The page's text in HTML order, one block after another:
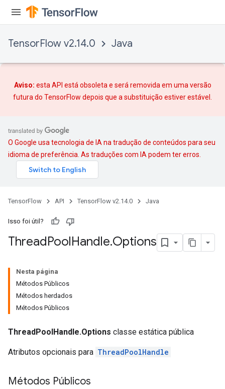
TensorFlow v2.14.0 Java
Aviso: esta API está obsoleta e será removida em uma versão
futura do TensorFlow depois que a substituição estiver estável.
O Google usa tecnologia de IA na tradução de conteúdos para seu
idioma de preferência. As traduções com IA podem ter erros.
TensorFlow API TensorFlow v2.14.0 Java
Isso foi útil?
ThreadPoolHandle.Options
Nesta página
Métodos Públicos
Métodos herdados
Métodos Públicos
ThreadPoolHandle.Options classe estática pública
Atributos opcionais para ThreadPoolHandle
Métodos Públicos